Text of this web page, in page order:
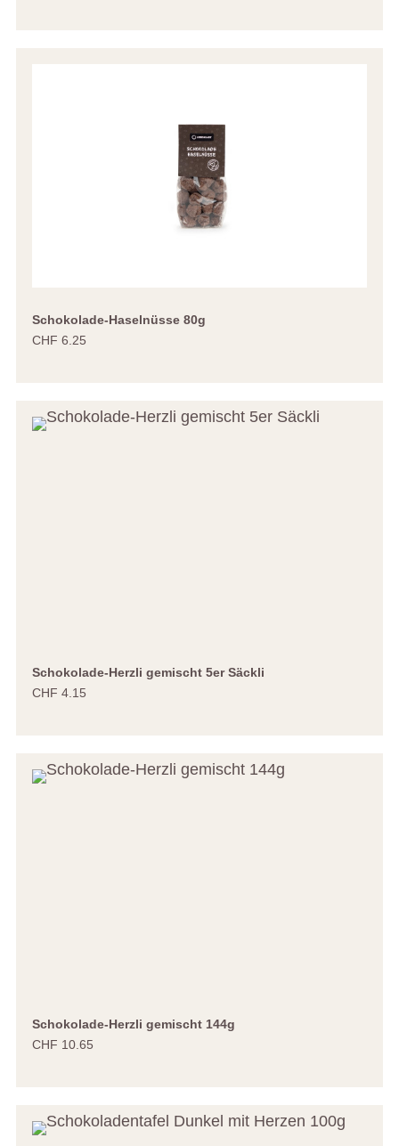
Schokolade-Haselnüsse 80g
CHF 6.25
Schokolade-Herzli gemischt 5er Säckli
CHF 4.15
Schokolade-Herzli gemischt 144g
CHF 10.65